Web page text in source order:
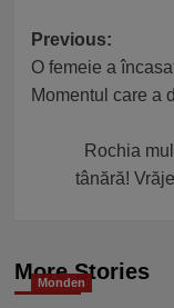
Post
Previous:
O femeie a
Momentul care a
Rochia
tânără!
More Stories
Monden